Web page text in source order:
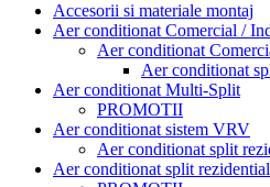
Accesorii si materiale montaj
Aer conditionat Comercial /
Aer conditionat
Aer conditionat
Aer conditionat Multi-Split
PROMOTII
Aer conditionat sistem VRV
Aer conditionat split
Aer conditionat split rezidential